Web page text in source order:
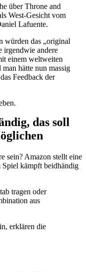
über Throne and
West-Gesicht vom
Lafuente.
würden das „original
irgendwie andere
einem weltweiten
hätte nun massig
Feedback der
das soll
sein? Amazon stellt eine
Spiel kämpft beidhändig
tragen oder
aus
erklären die